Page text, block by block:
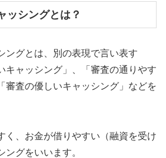
ッシングとは？
ングとは、別の表現で言い表す
キャッシング」、「審査の通りやす
審査の優しいキャッシング」などを
く、お金が借りやすい（融資を受け
ングをいいます。